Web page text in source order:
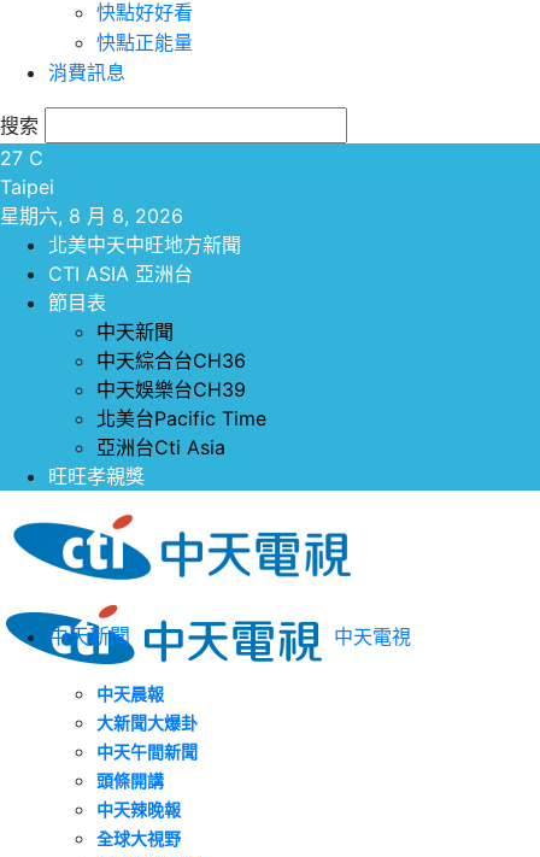
快點好好看
快點正能量
消費訊息
搜索
27 C
Taipei
星期六, 8 月 8, 2026
北美中天中旺地方新聞
CTI ASIA 亞洲台
節目表
中天新聞
中天綜合台CH36
中天娛樂台CH39
北美台Pacific Time
亞洲台Cti Asia
旺旺孝親獎
中天電視
中天新聞
中天晨報
大新聞大爆卦
中天午間新聞
頭條開講
中天辣晚報
全球大視野